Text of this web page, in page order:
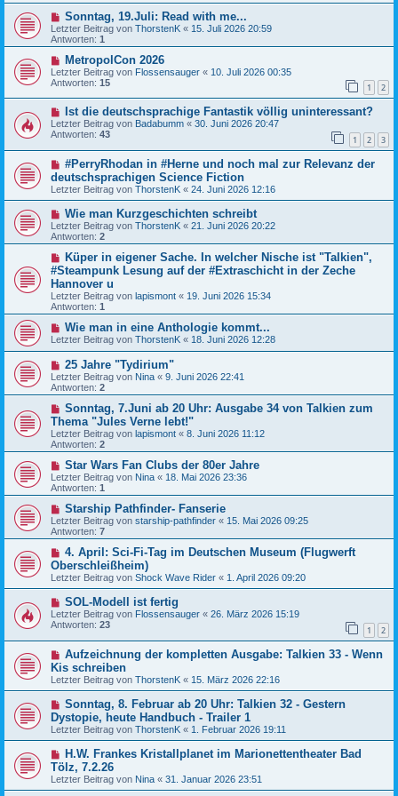
Sonntag, 19.Juli: Read with me...
Letzter Beitrag von ThorstenK « 15. Juli 2026 20:59
Antworten: 1
MetropolCon 2026
Letzter Beitrag von Flossensauger « 10. Juli 2026 00:35
Antworten: 15 1 2
Ist die deutschsprachige Fantastik völlig uninteressant?
Letzter Beitrag von Badabumm « 30. Juni 2026 20:47
Antworten: 43 1 2 3
#PerryRhodan in #Herne und noch mal zur Relevanz der
deutschsprachigen Science Fiction
Letzter Beitrag von ThorstenK « 24. Juni 2026 12:16
Wie man Kurzgeschichten schreibt
Letzter Beitrag von ThorstenK « 21. Juni 2026 20:22
Antworten: 2
Küper in eigener Sache. In welcher Nische ist "Talkien",
#Steampunk Lesung auf der #Extraschicht in der Zeche
Hannover u
Letzter Beitrag von lapismont « 19. Juni 2026 15:34
Antworten: 1
Wie man in eine Anthologie kommt...
Letzter Beitrag von ThorstenK « 18. Juni 2026 12:28
25 Jahre "Tydirium"
Letzter Beitrag von Nina « 9. Juni 2026 22:41
Antworten: 2
Sonntag, 7.Juni ab 20 Uhr: Ausgabe 34 von Talkien zum
Thema "Jules Verne lebt!"
Letzter Beitrag von lapismont « 8. Juni 2026 11:12
Antworten: 2
Star Wars Fan Clubs der 80er Jahre
Letzter Beitrag von Nina « 18. Mai 2026 23:36
Antworten: 1
Starship Pathfinder- Fanserie
Letzter Beitrag von starship-pathfinder « 15. Mai 2026 09:25
Antworten: 7
4. April: Sci-Fi-Tag im Deutschen Museum (Flugwerft
Oberschleißheim)
Letzter Beitrag von Shock Wave Rider « 1. April 2026 09:20
SOL-Modell ist fertig
Letzter Beitrag von Flossensauger « 26. März 2026 15:19
Antworten: 23 1 2
Aufzeichnung der kompletten Ausgabe: Talkien 33 - Wenn
Kis schreiben
Letzter Beitrag von ThorstenK « 15. März 2026 22:16
Sonntag, 8. Februar ab 20 Uhr: Talkien 32 - Gestern
Dystopie, heute Handbuch - Trailer 1
Letzter Beitrag von ThorstenK « 1. Februar 2026 19:11
H.W. Frankes Kristallplanet im Marionettentheater Bad
Tölz, 7.2.26
Letzter Beitrag von Nina « 31. Januar 2026 23:51